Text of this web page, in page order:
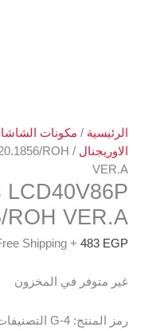
الرئيسية / مكونات
الاوريجنال
ROH
VER.A
LCD40V86P
ROH VER.A
483 EGP
+ Free Shipping
غير متوفر في المخزون
رمز المنتج: G-4